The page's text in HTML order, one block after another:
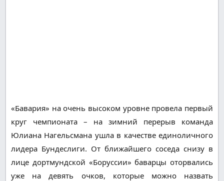
«Бавария» на очень высоком уровне провела первый
круг чемпионата – на зимний перерыв команда
Юлиана Нагельсмана ушла в качестве единоличного
лидера Бундеслиги. От ближайшего соседа снизу в
лице дортмундской «Боруссии» баварцы оторвались
уже на девять очков, которые можно назвать